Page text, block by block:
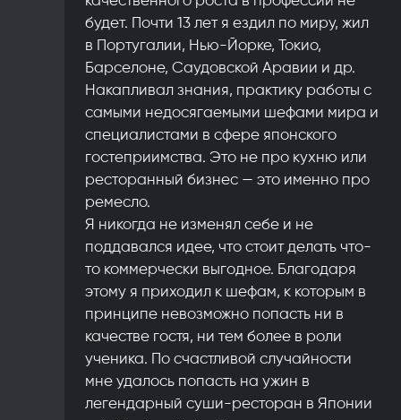
будет. Почти 13 лет я ездил по миру, жил
в Португалии, Нью-Йорке, Токио,
Барселоне, Саудовской Аравии и др.
Накапливал знания, практику работы с
самыми недосягаемыми шефами мира и
специалистами в сфере японского
гостеприимства. Это не про кухню или
ресторанный бизнес — это именно про
ремесло.
Я никогда не изменял себе и не
поддавался идее, что стоит делать что-
то коммерчески выгодное. Благодаря
этому я приходил к шефам, к которым в
принципе невозможно попасть ни в
качестве гостя, ни тем более в роли
ученика. По счастливой случайности
мне удалось попасть на ужин в
легендарный суши-ресторан в Японии